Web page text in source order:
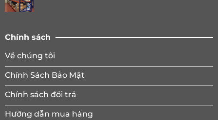
Chính sách
Về chúng tôi
Chính Sách Bảo Mật
Chính sách đổi trả
Hướng dẫn mua hàng